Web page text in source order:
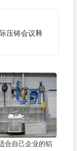
压铸会议释
合自己企业的铝